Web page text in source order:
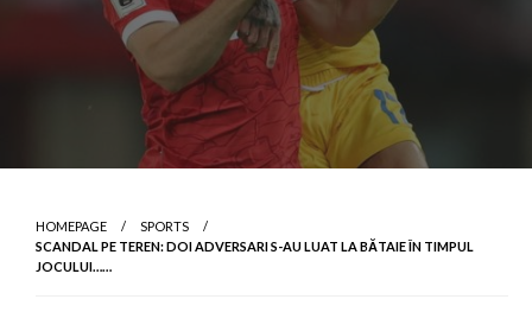
HOMEPAGE
SPORTS
SCANDAL PE TEREN: DOI ADVERSARI S-AU LUAT LA BĂTAIE ÎN TIMPUL
JOCULUI……